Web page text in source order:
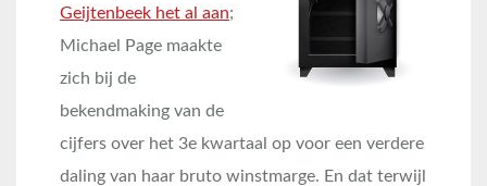
Geijtenbeek het al aan;
Michael Page maakte
zich bij de
bekendmaking van de
cijfers over het 3e kwartaal op voor een verdere
daling van haar bruto winstmarge. En dat terwijl